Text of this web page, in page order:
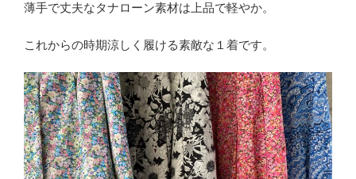
薄手で丈夫なタナローン素材は上品で軽やか。
これからの時期涼しく履ける素敵な１着です。